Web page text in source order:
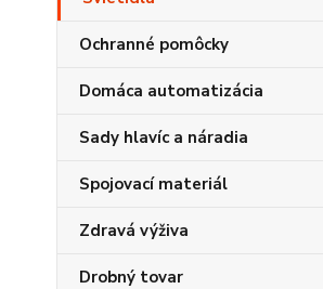
Ochranné pomôcky
Domáca automatizácia
Sady hlavíc a náradia
Spojovací materiál
Zdravá výživa
Drobný tovar